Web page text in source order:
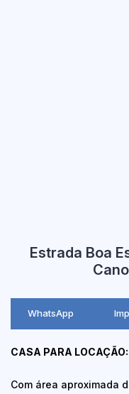
Estrada Boa
WhatsApp
CASA PARA LOCAÇÃO:
Com área aproximada